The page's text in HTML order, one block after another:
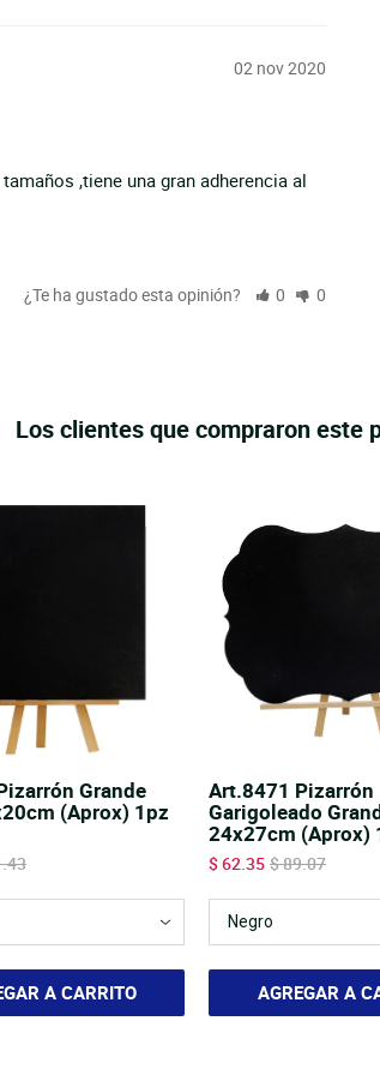
02 nov 2020
,tiene una gran adherencia al
¿Te ha gustado esta opinión? 0 0
Los clientes que compraron este
Grande
(Aprox) 1pz
price
A CARRITO
Art.8471 Pizarrón
Garigoleado
24x27cm (Aprox)
Sale price
$ 62.35 Original price
$ 89.07
AGREGAR A